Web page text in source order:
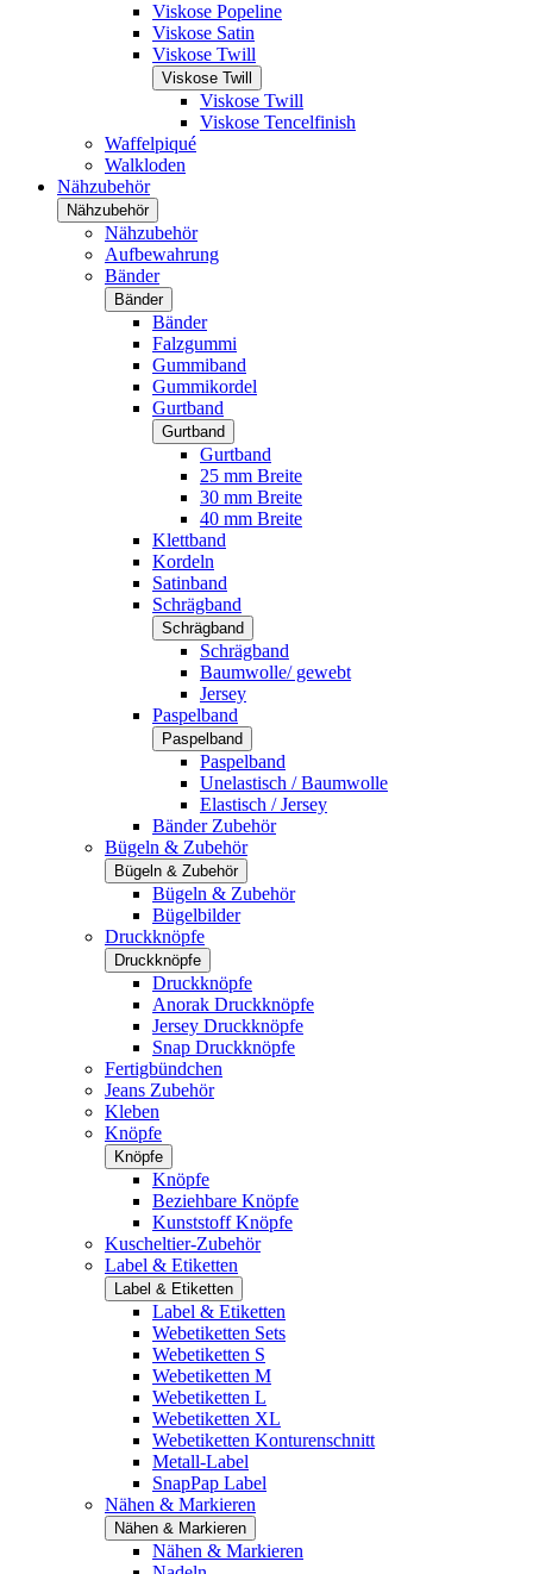
Viskose Popeline
Viskose Satin
Viskose Twill
Viskose Twill
Viskose Twill
Viskose Tencelfinish
Waffelpiqué
Walkloden
Nähzubehör
Nähzubehör
Nähzubehör
Aufbewahrung
Bänder
Bänder
Bänder
Falzgummi
Gummiband
Gummikordel
Gurtband
Gurtband
Gurtband
25 mm Breite
30 mm Breite
40 mm Breite
Klettband
Kordeln
Satinband
Schrägband
Schrägband
Schrägband
Baumwolle/ gewebt
Jersey
Paspelband
Paspelband
Paspelband
Unelastisch / Baumwolle
Elastisch / Jersey
Bänder Zubehör
Bügeln & Zubehör
Bügeln & Zubehör
Bügeln & Zubehör
Bügelbilder
Druckknöpfe
Druckknöpfe
Druckknöpfe
Anorak Druckknöpfe
Jersey Druckknöpfe
Snap Druckknöpfe
Fertigbündchen
Jeans Zubehör
Kleben
Knöpfe
Knöpfe
Knöpfe
Beziehbare Knöpfe
Kunststoff Knöpfe
Kuscheltier-Zubehör
Label & Etiketten
Label & Etiketten
Label & Etiketten
Webetiketten Sets
Webetiketten S
Webetiketten M
Webetiketten L
Webetiketten XL
Webetiketten Konturenschnitt
Metall-Label
SnapPap Label
Nähen & Markieren
Nähen & Markieren
Nähen & Markieren